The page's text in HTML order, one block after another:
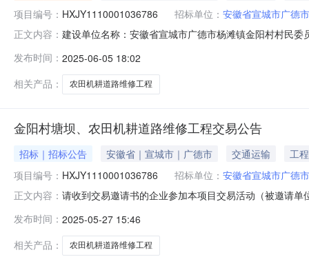
项目编号： HXJY1110001036786 招标单位： 安徽省宣城市广德
正文内容： 建设单位名称：安徽省宣城市广德市杨滩镇金阳村村民
月05日15时30分中标候选人第一中标候选人名称：安徽
发布时间： 2025-06-05 18:02
相关产品：
农田机耕道路维修工程
金阳村塘坝、农田机耕道路维修工程交易公告
招标｜招标公告 安徽省｜宣城市｜广德市 交通运输
工程
项目编号： HXJY1110001036786 招标单位： 安徽省宣城市广德
正文内容： 请收到交易邀请书的企业参加本项目交易活动（被邀请
件，采用不见面开标）。2.项目概况与交易范围2.1项目
设、堰塘修筑等；具体做法详
发布时间： 2025-05-27 15:46
相关产品：
农田机耕道路维修工程